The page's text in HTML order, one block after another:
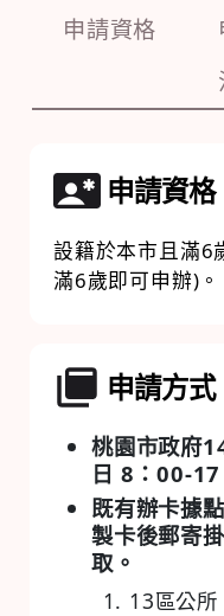
申請資格
申請資格
設籍於本市且滿6
滿6歲即可申辦)。
申請方式
桃園市政府
日 8：00-
既有辦卡據
製卡後郵寄
取。
13區公